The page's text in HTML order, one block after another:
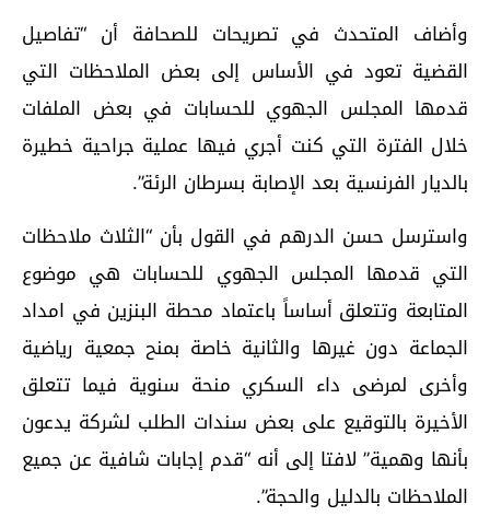
وأضاف المتحدث في تصريحات للصحافة أن “تفاصيل
القضية تعود في الأساس إلى بعض الملاحظات التي
قدمها المجلس الجهوي للحسابات في بعض الملفات
خلال الفترة التي كنت أجري فيها عملية جراحية خطيرة
بالديار الفرنسية بعد الإصابة بسرطان الرئة”.
واسترسل حسن الدرهم في القول بأن “الثلاث ملاحظات
التي قدمها المجلس الجهوي للحسابات هي موضوع
المتابعة وتتعلق أساساً باعتماد محطة البنزين في امداد
الجماعة دون غيرها والثانية خاصة بمنح جمعية رياضية
وأخرى لمرضى داء السكري منحة سنوية فيما تتعلق
الأخيرة بالتوقيع على بعض سندات الطلب لشركة يدعون
بأنها وهمية” لافتا إلى أنه “قدم إجابات شافية عن جميع
الملاحظات بالدليل والحجة”.